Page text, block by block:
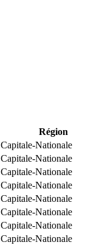
Région
Capitale-Nationale
Capitale-Nationale
Capitale-Nationale
Capitale-Nationale
Capitale-Nationale
Capitale-Nationale
Capitale-Nationale
Capitale-Nationale